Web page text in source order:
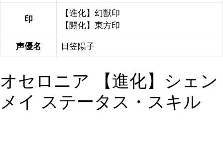
印
【進化】幻獣印
【闘化】東方印
声優名 日笠陽子
オセロニア 【進化】シェン
メイ ステータス・スキル